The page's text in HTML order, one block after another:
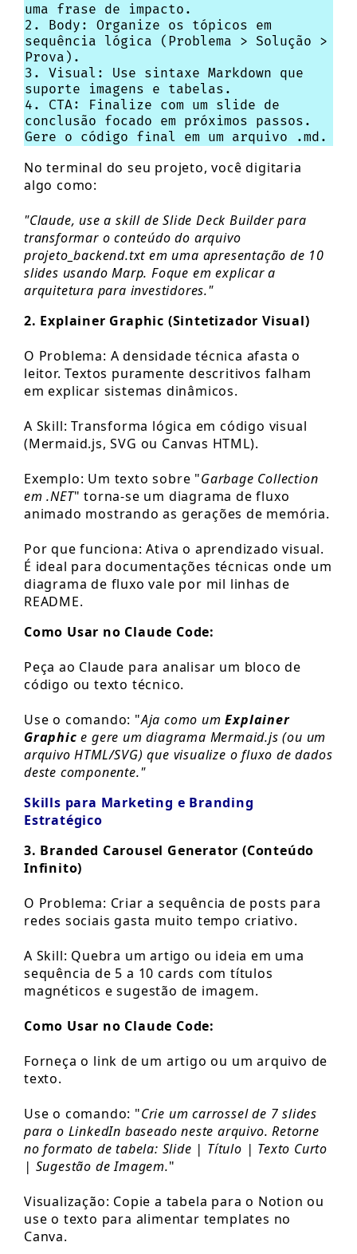
uma frase de impacto.
2. Body: Organize os tópicos em
sequência lógica (Problema > Solução >
Prova).
3. Visual: Use sintaxe Markdown que
suporte imagens e tabelas.
4. CTA: Finalize com um slide de
conclusão focado em próximos passos.
Gere o código final em um arquivo .md.
No terminal do seu projeto, você digitaria
algo como:
"Claude, use a skill de Slide Deck Builder para
transformar o conteúdo do arquivo
projeto_backend.txt em uma apresentação de 10
slides usando Marp. Foque em explicar a
arquitetura para investidores."
2. Explainer Graphic (Sintetizador Visual)
O Problema: A densidade técnica afasta o
leitor. Textos puramente descritivos falham
em explicar sistemas dinâmicos.
A Skill: Transforma lógica em código visual
(Mermaid.js, SVG ou Canvas HTML).
Exemplo: Um texto sobre "Garbage Collection
em .NET" torna-se um diagrama de fluxo
animado mostrando as gerações de memória.
Por que funciona: Ativa o aprendizado visual.
É ideal para documentações técnicas onde um
diagrama de fluxo vale por mil linhas de
README.
Como Usar no Claude Code:
Peça ao Claude para analisar um bloco de
código ou texto técnico.
Use o comando: "Aja como umExplainer
Graphic e gere um diagrama Mermaid.js (ou um
arquivo HTML/SVG) que visualize o fluxo de dados
deste componente."
Skills para Marketing e Branding
Estratégico
3. Branded Carousel Generator (Conteúdo
Infinito)
O Problema: Criar a sequência de posts para
redes sociais gasta muito tempo criativo.
A Skill: Quebra um artigo ou ideia em uma
sequência de 5 a 10 cards com títulos
magnéticos e sugestão de imagem.
Como Usar no Claude Code:
Forneça o link de um artigo ou um arquivo de
texto.
Use o comando: "Crie um carrossel de 7 slides
para o LinkedIn baseado neste arquivo. Retorne
no formato de tabela: Slide | Título | Texto Curto
| Sugestão de Imagem."
Visualização: Copie a tabela para o Notion ou
use o texto para alimentar templates no
Canva.